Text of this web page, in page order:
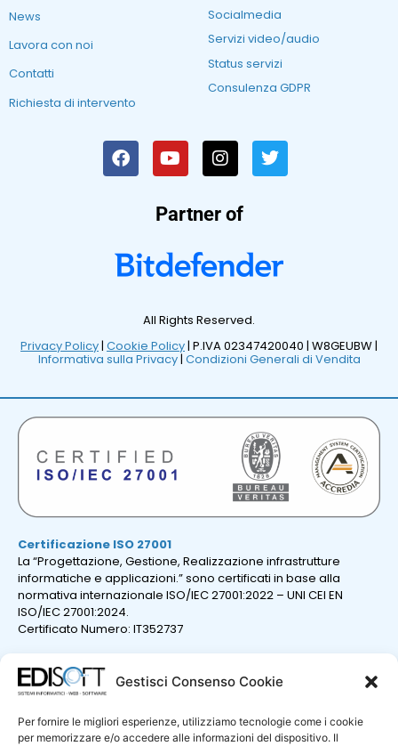
Gestisci Consenso Cookie
Per fornire le migliori esperienze, utilizziamo tecnologie come i cookie
per memorizzare e/o accedere alle informazioni del dispositivo. Il
News
Lavora con noi
Contatti
Richiesta di intervento
Socialmedia
Servizi video/audio
Status servizi
Consulenza GDPR
Partner of
All Rights Reserved.
Privacy Policy| Cookie Policy| P.IVA 02347420040 | W8GEUBW |
Informativa sulla Privacy| Condizioni Generali di Vendita
Certificazione ISO 27001
La “Progettazione, Gestione, Realizzazione infrastrutture
informatiche e applicazioni.” sono certificati in base alla
normativa internazionale ISO/IEC 27001:2022 – UNI CEI EN
ISO/IEC 27001:2024.
Certificato Numero: IT352737